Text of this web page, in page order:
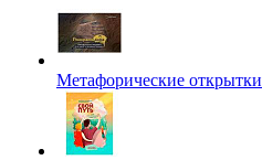
Метафорические открытки